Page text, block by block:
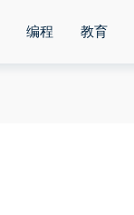
编程 教育